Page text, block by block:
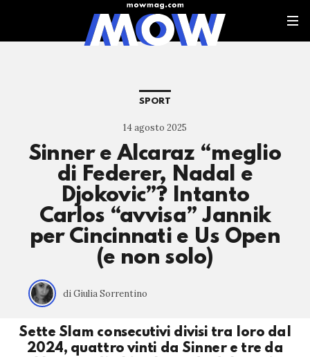
SPORT
14 agosto 2025
Sinner e Alcaraz “meglio
di Federer, Nadal e
Djokovic”? Intanto
Carlos “avvisa” Jannik
per Cincinnati e Us Open
(e non solo)
di Giulia Sorrentino
Sette Slam consecutivi divisi tra loro dal
2024, quattro vinti da Sinner e tre da